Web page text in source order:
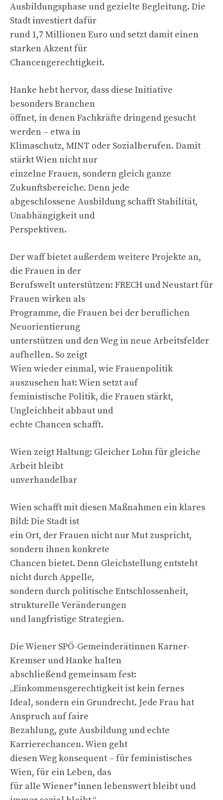
Ausbildungsphase und gezielte Begleitung. Die
Stadt investiert dafür
rund 1,7 Millionen Euro und setzt damit einen
starken Akzent für
Chancengerechtigkeit.
Hanke hebt hervor, dass diese Initiative
besonders Branchen
öffnet, in denen Fachkräfte dringend gesucht
werden – etwa in
Klimaschutz, MINT oder Sozialberufen. Damit
stärkt Wien nicht nur
einzelne Frauen, sondern gleich ganze
Zukunftsbereiche. Denn jede
abgeschlossene Ausbildung schafft Stabilität,
Unabhängigkeit und
Perspektiven.
Der waff bietet außerdem weitere Projekte an,
die Frauen in der
Berufswelt unterstützen: FRECH und Neustart für
Frauen wirken als
Programme, die Frauen bei der beruflichen
Neuorientierung
unterstützen und den Weg in neue Arbeitsfelder
aufhellen. So zeigt
Wien wieder einmal, wie Frauenpolitik
auszusehen hat: Wien setzt auf
feministische Politik, die Frauen stärkt,
Ungleichheit abbaut und
echte Chancen schafft.
Wien zeigt Haltung: Gleicher Lohn für gleiche
Arbeit bleibt
unverhandelbar
Wien schafft mit diesen Maßnahmen ein klares
Bild: Die Stadt ist
ein Ort, der Frauen nicht nur Mut zuspricht,
sondern ihnen konkrete
Chancen bietet. Denn Gleichstellung entsteht
nicht durch Appelle,
sondern durch politische Entschlossenheit,
strukturelle Veränderungen
und langfristige Strategien.
Die Wiener SPÖ-Gemeinderätinnen Karner-
Kremser und Hanke halten
abschließend gemeinsam fest:
„Einkommensgerechtigkeit ist kein fernes
Ideal, sondern ein Grundrecht. Jede Frau hat
Anspruch auf faire
Bezahlung, gute Ausbildung und echte
Karrierechancen. Wien geht
diesen Weg konsequent – für feministisches
Wien, für ein Leben, das
für alle Wiener*innen lebenswert bleibt und